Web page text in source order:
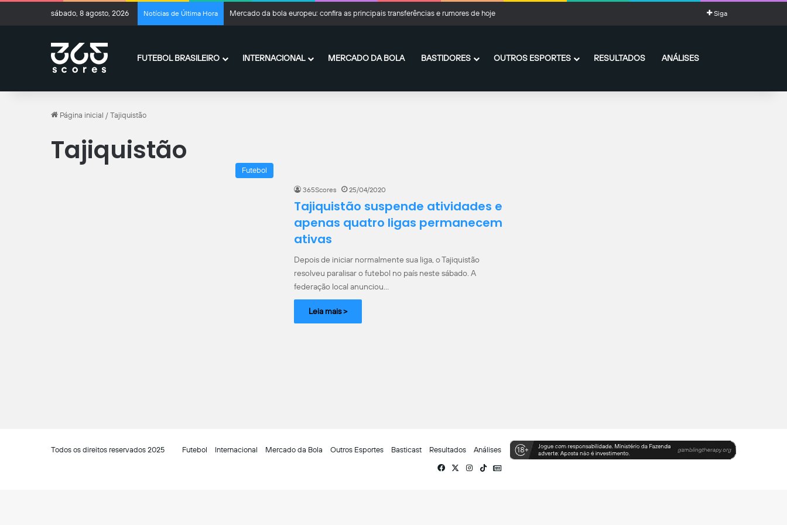
sábado, 8 agosto, 2026 Notícias de Última Hora Mercado da bola europeu: confira as principais transferências e rumores de hoje Siga
FUTEBOL BRASILEIRO INTERNACIONAL MERCADO DA BOLA BASTIDORES OUTROS ESPORTES RESULTADOS ANÁLISES
Página inicial / Tajiquistão
Tajiquistão
Futebol
365Scores 25/04/2020
Tajiquistão suspende atividades e
apenas quatro ligas permanecem
ativas
Depois de iniciar normalmente sua liga, o Tajiquistão
resolveu paralisar o futebol no país neste sábado. A
federação local anunciou…
Leia mais >
Todos os direitos reservados 2025 Futebol Internacional Mercado da Bola Outros Esportes Basticast Resultados
Análises
Facebook
X Instagram
TikTokSiga-